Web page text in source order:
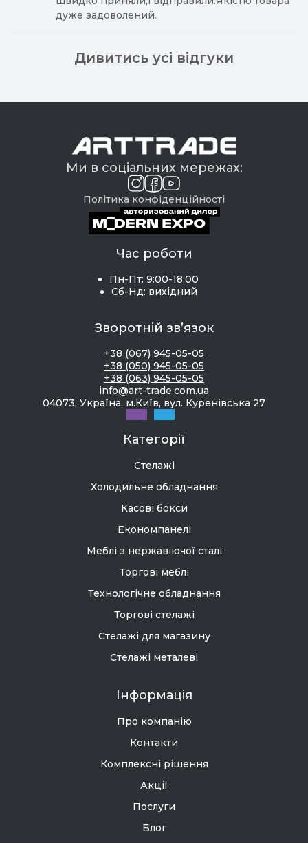
дуже задоволений.
Дивитись усі відгуки
Ми в соціальних мережах:
Політика конфіденційності
Час роботи
Пн-Пт: 9:00-18:00
Сб-Нд: вихідний
Зворотній зв’язок
+38 (067) 945-05-05
+38 (050) 945-05-05
+38 (063) 945-05-05
info@art-trade.com.ua
04073, Україна, м.Київ, вул. Куренівська 27
Категорії
Стелажі
Холодильне обладнання
Касові бокси
Економпанелі
Меблі з нержавіючої сталі
Торгові меблі
Технологічне обладнання
Торгові стелажі
Стелажі для магазину
Стелажі металеві
Інформація
Про компанію
Контакти
Комплексні рішення
Акції
Послуги
Блог